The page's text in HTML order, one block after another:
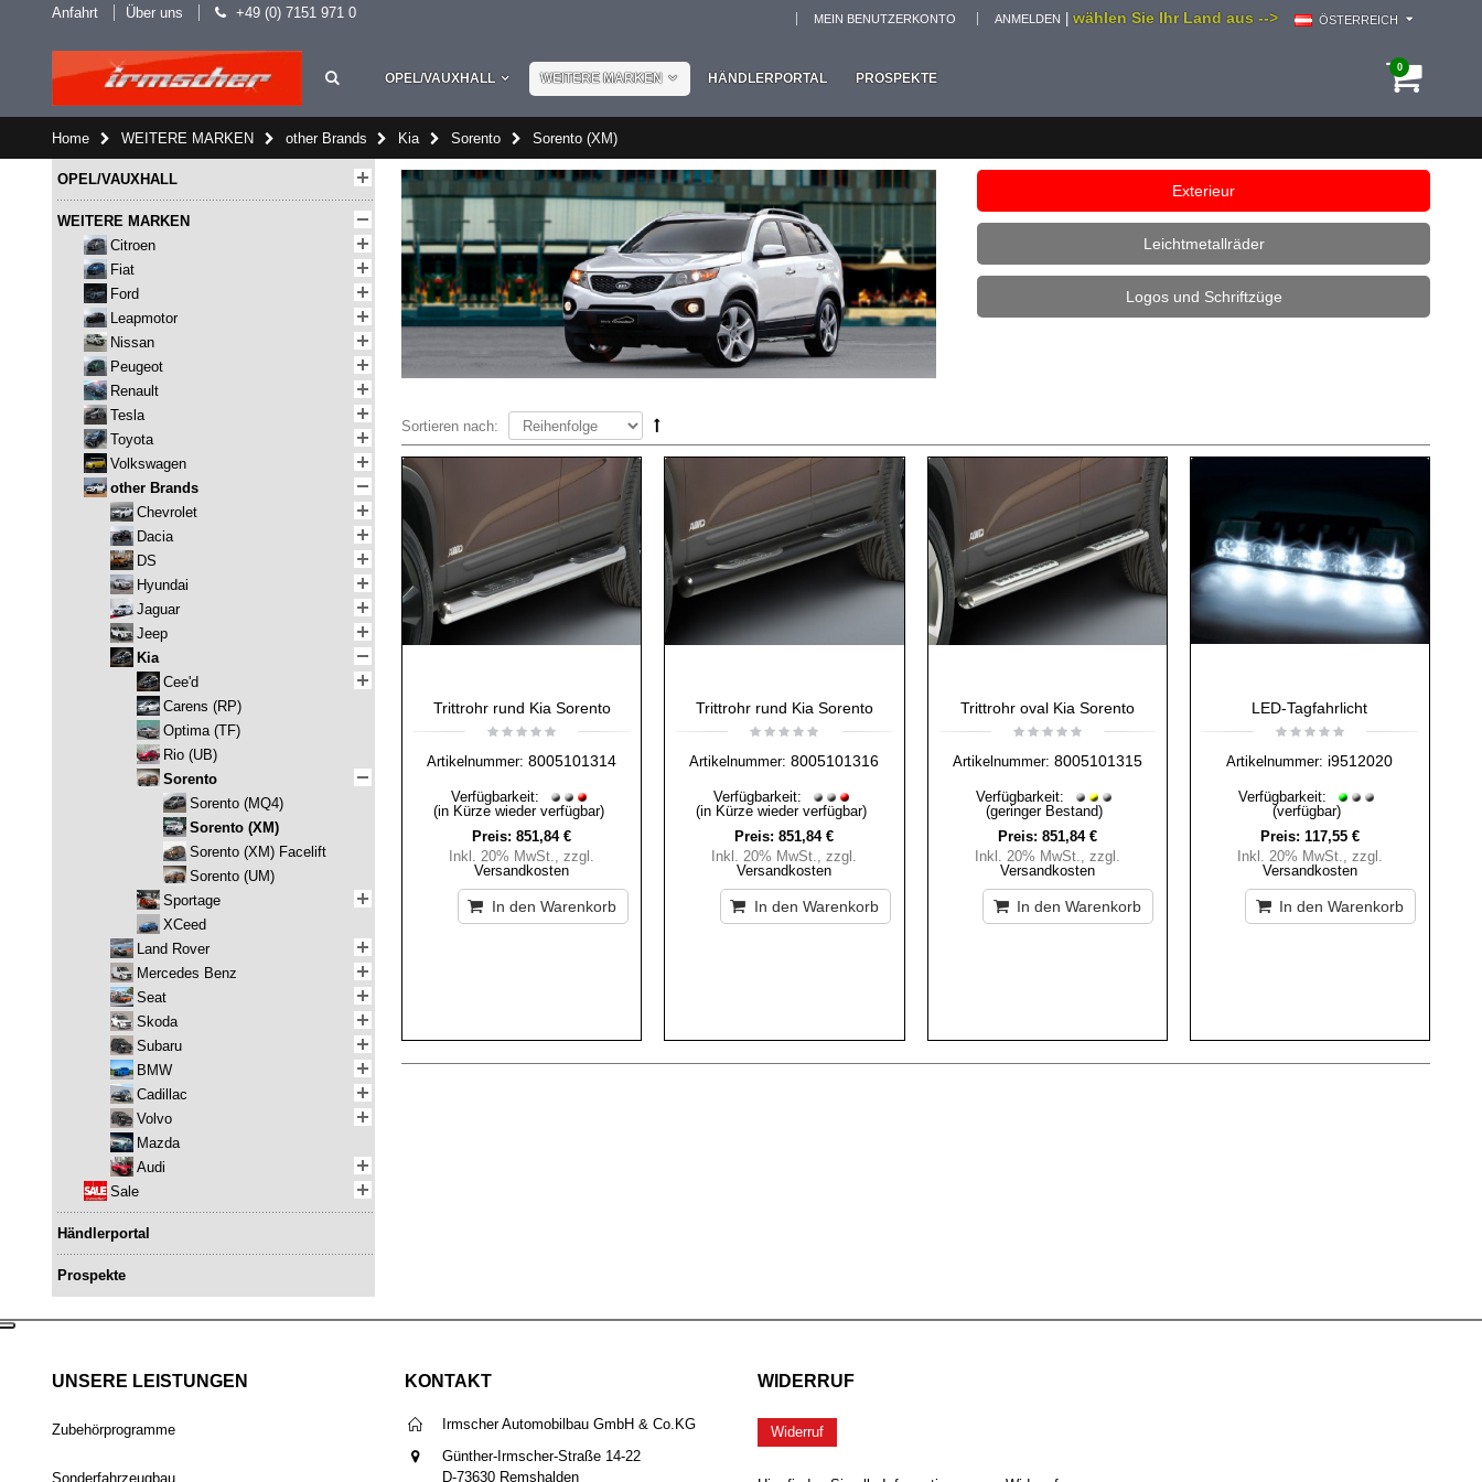
Anfahrt Über uns +49 (0) 7151 971 0 wählen Sie Ihr Land aus --> ÖSTERREICH
MEIN BENUTZERKONTO ANMELDEN
0
OPEL/VAUXHALL WEITERE MARKEN HÄNDLERPORTAL PROSPEKTE
Home WEITERE MARKEN other Brands Kia Sorento Sorento (XM)
Exterieur
Leichtmetallräder
Logos und Schriftzüge
Sortieren nach:
Trittrohr rund Kia Sorento
Artikelnummer: 8005101314
Verfügbarkeit:
(in Kürze wieder verfügbar)
Preis: 851,84 €
Inkl. 20% MwSt.,zzgl.
Versandkosten
In den Warenkorb
Trittrohr rund Kia Sorento
Artikelnummer: 8005101316
Verfügbarkeit:
(in Kürze wieder verfügbar)
Preis: 851,84 €
Inkl. 20% MwSt.,zzgl.
Versandkosten
In den Warenkorb
Trittrohr oval Kia Sorento
Artikelnummer: 8005101315
Verfügbarkeit:
(geringer Bestand)
Preis: 851,84 €
Inkl. 20% MwSt., zzgl.
Versandkosten
In den Warenkorb
LED-Tagfahrlicht
Artikelnummer: i9512020
Verfügbarkeit:
(verfügbar)
Preis: 117,55 €
Inkl. 20% MwSt., zzgl.
Versandkosten
In den Warenkorb
OPEL/VAUXHALL
WEITERE MARKEN
Citroen
Fiat
Ford
Leapmotor
Nissan
Peugeot
Renault
Tesla
Toyota
Volkswagen
other Brands
Chevrolet
Dacia
DS
Hyundai
Jaguar
Jeep
Kia
Cee'd
Carens (RP)
Optima (TF)
Rio (UB)
Sorento
Sorento (MQ4)
Sorento (XM)
Sorento (XM) Facelift
Sorento (UM)
Sportage
XCeed
Land Rover
Mercedes Benz
Seat
Skoda
Subaru
BMW
Cadillac
Volvo
Mazda
Audi
Sale
Händlerportal
Prospekte
UNSERE LEISTUNGEN
Zubehörprogramme
Sonderfahrzeugbau
KONTAKT
Irmscher Automobilbau GmbH & Co.KG
Günther-Irmscher-Straße 14-22
D-73630 Remshalden
WIDERRUF
Widerruf